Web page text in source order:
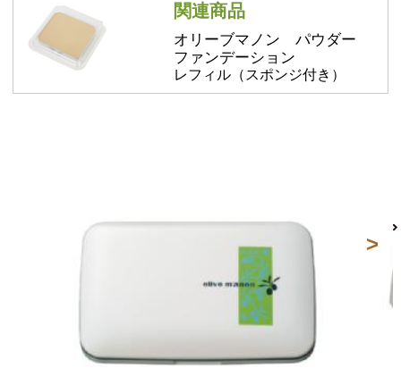
関連商品
オリーブマノン パウダー
ファンデーション
レフィル（スポンジ付き）